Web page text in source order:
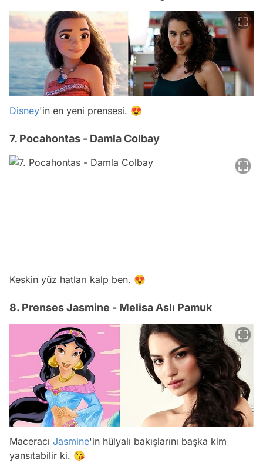
Disney'in en yeni prensesi. 😍
7. Pocahontas - Damla Colbay
Keskin yüz hatları kalp ben. 😍
8. Prenses Jasmine - Melisa Aslı Pamuk
Maceracı Jasmine'in hülyalı bakışlarını başka kim
yansıtabilir ki. 😘